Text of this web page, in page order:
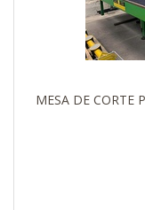
MESA DE CORTE